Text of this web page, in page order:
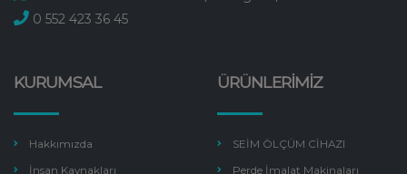
0 552 423 36 45
KURUMSAL
Hakkımızda
İnsan Kaynakları
ÜRÜNLERİMİZ
SEİM ÖLÇÜM CİHAZI
Perde İmalat Makinaları